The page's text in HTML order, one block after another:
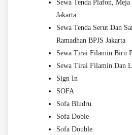
Sewa Tenda Plafon,
Jakarta
Sewa Tenda Serut Dan
Ramadhan BPJS Jakarta
Sewa Tirai Filamin Biru
Sewa Tirai Filamin Dan
Sign In
SOFA
Sofa Bludru
Sofa Doble
Sofa Double